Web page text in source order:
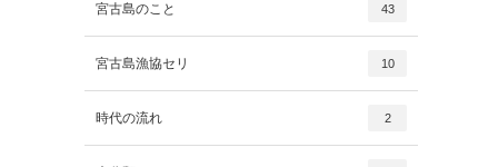
宮古島のこと 43
宮古島漁協セリ 10
時代の流れ 2